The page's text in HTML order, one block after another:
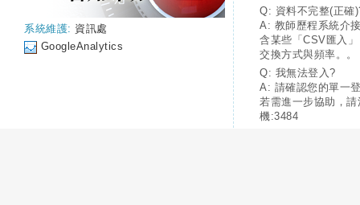
系統維護: 資訊處
GoogleAnalytics
Q: 資料不完整(正確
A: 教師歷程系統介
含某些「CSV匯入
交換方式與頻率。。
Q: 我無法登入?
A: 請確認您的單一
若需進一步協助，
機:3484